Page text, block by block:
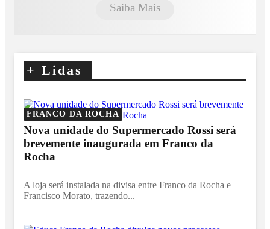
Saiba Mais
+ Lidas
FRANCO DA ROCHA
Nova unidade do Supermercado Rossi será
brevemente inaugurada em Franco da
Rocha
A loja será instalada na divisa entre Franco da Rocha e
Francisco Morato, trazendo...